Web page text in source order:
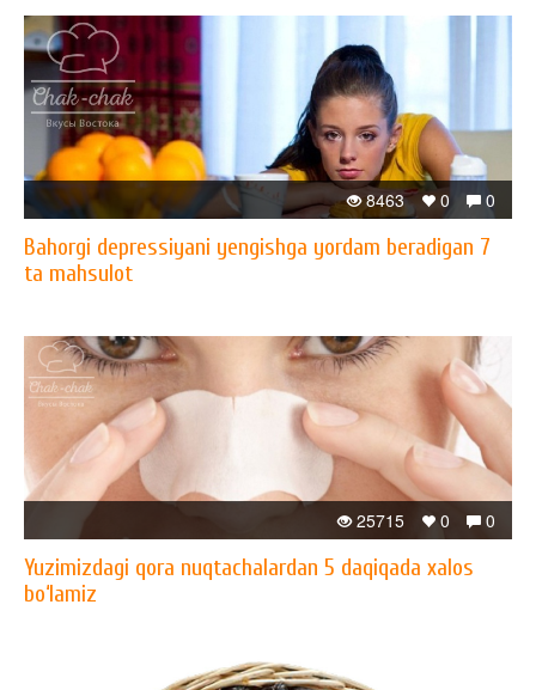
0
0
8463
Bahorgi depressiyani yengishga yordam beradigan 7
ta mahsulot
0
0
25715
Yuzimizdagi qora nuqtachalardan 5 daqiqada xalos
bo‘lamiz